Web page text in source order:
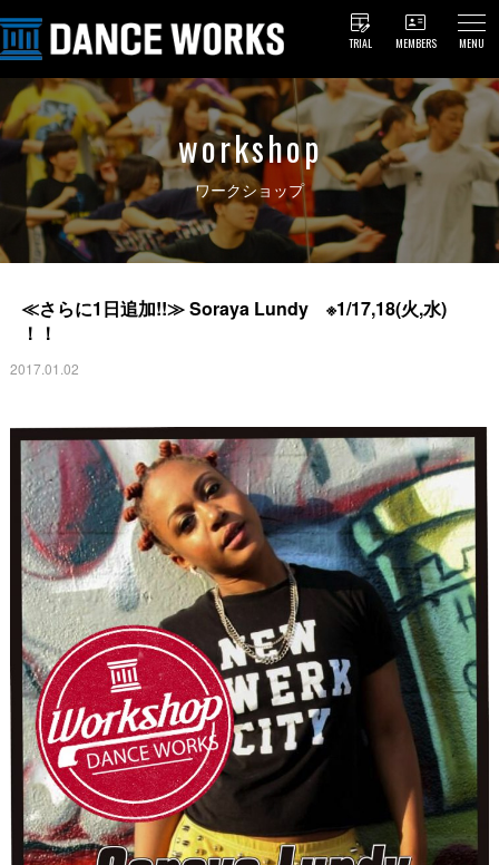
TRIAL MEMBERS MENU
workshop
ワークショップ
≪さらに1日追加!!≫ Soraya Lundy ※1/17,18(火,水)
！！
2017.01.02